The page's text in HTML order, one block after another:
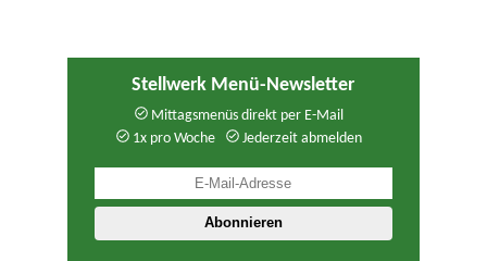
Stellwerk Menü-Newsletter
Mittagsmenüs direkt per E-Mail
1x pro Woche
Jederzeit abmelden